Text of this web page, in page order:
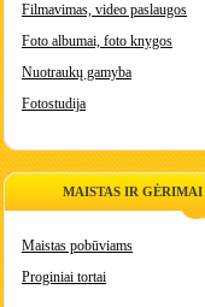
Filmavimas, video paslaugos
Foto albumai, foto knygos
Nuotraukų gamyba
Fotostudija
MAISTAS IR GĖRIMAI
Maistas pobūviams
Proginiai tortai